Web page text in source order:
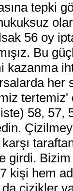
tepki
56 oy
Bu
kazanma
her
tertemiz'
58, 57,
girdi.
kişi hem
çizikler